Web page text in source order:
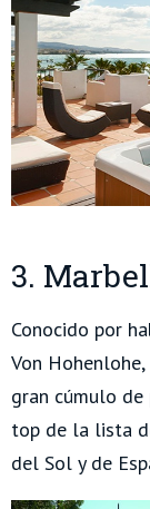
3.
Conocido por
Von
gran cúmulo
top de la lista
del Sol y de